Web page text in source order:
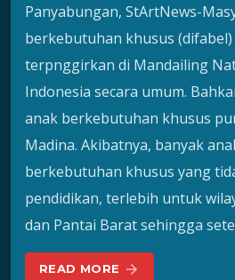
Panyabungan, StArtNews-
berkebutuhan khusus
terpnggirkan di Mandailing
Indonesia secara umum.
anak berkebutuhan khusus
Madina. Akibatnya, banyak
berkebutuhan khusus yang
pendidikan, terlebih untuk
dan Pantai Barat sehingga
READ MORE arrow_forward